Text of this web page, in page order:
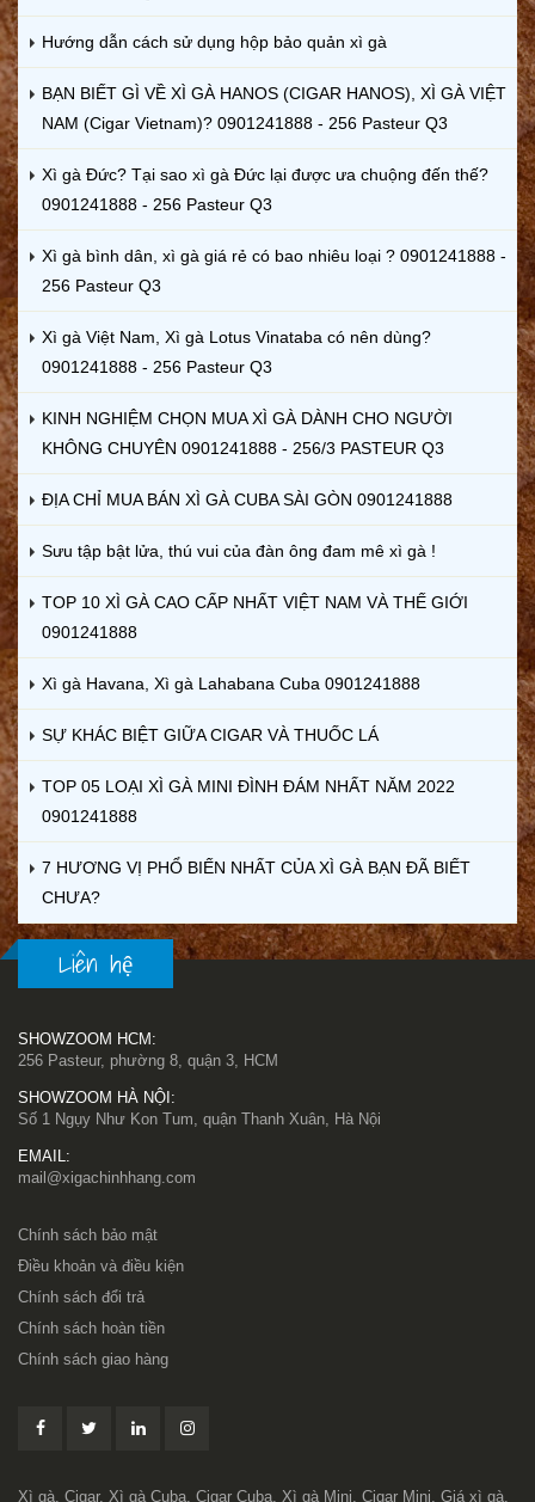
Hướng dẫn cách sử dụng hộp bảo quản xì gà
BẠN BIẾT GÌ VỀ XÌ GÀ HANOS (CIGAR HANOS), XÌ GÀ VIỆT
NAM (Cigar Vietnam)? 0901241888 - 256 Pasteur Q3
Xì gà Đức? Tại sao xì gà Đức lại được ưa chuộng đến thế?
0901241888 - 256 Pasteur Q3
Xì gà bình dân, xì gà giá rẻ có bao nhiêu loại ? 0901241888 -
256 Pasteur Q3
Xì gà Việt Nam, Xì gà Lotus Vinataba có nên dùng?
0901241888 - 256 Pasteur Q3
KINH NGHIỆM CHỌN MUA XÌ GÀ DÀNH CHO NGƯỜI
KHÔNG CHUYÊN 0901241888 - 256/3 PASTEUR Q3
ĐỊA CHỈ MUA BÁN XÌ GÀ CUBA SÀI GÒN 0901241888
Sưu tập bật lửa, thú vui của đàn ông đam mê xì gà !
TOP 10 XÌ GÀ CAO CẤP NHẤT VIỆT NAM VÀ THẾ GIỚI
0901241888
Xì gà Havana, Xì gà Lahabana Cuba 0901241888
SỰ KHÁC BIỆT GIỮA CIGAR VÀ THUỐC LÁ
TOP 05 LOẠI XÌ GÀ MINI ĐÌNH ĐÁM NHẤT NĂM 2022
0901241888
7 HƯƠNG VỊ PHỔ BIẾN NHẤT CỦA XÌ GÀ BẠN ĐÃ BIẾT
CHƯA?
Liên hệ
SHOWZOOM HCM:
256 Pasteur, phường 8, quận 3, HCM
SHOWZOOM HÀ NỘI:
Số 1 Ngụy Như Kon Tum, quận Thanh Xuân, Hà Nội
EMAIL:
mail@xigachinhhang.com
Chính sách bảo mật
Điều khoản và điều kiện
Chính sách đổi trả
Chính sách hoàn tiền
Chính sách giao hàng
Xì gà, Cigar, Xì gà Cuba, Cigar Cuba, Xì gà Mini, Cigar Mini, Giá xì gà,